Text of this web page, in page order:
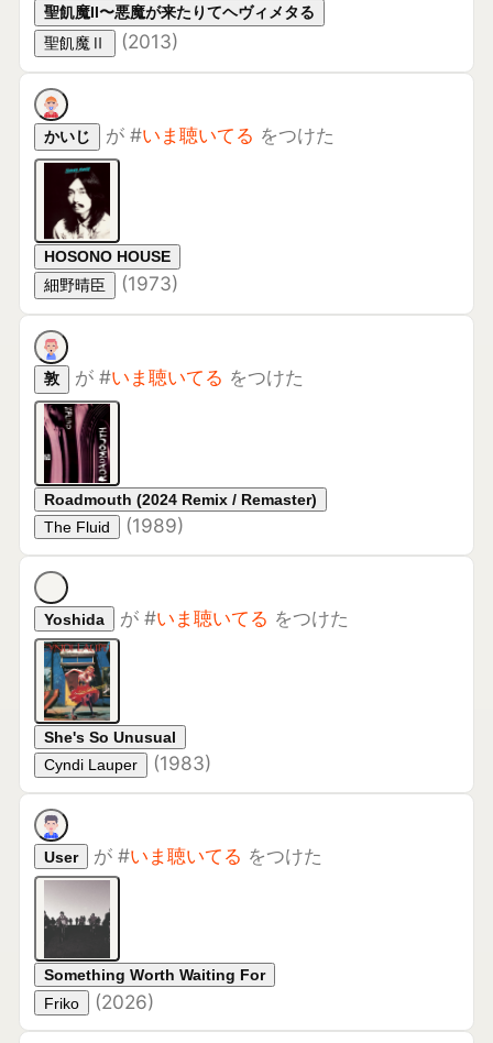
敦 が#いま聴いてる
Roadmouth (2024 Remix / Remaster)
The Fluid
Yoshida が#いま聴いてる
She's So Unusual
Cyndi Lauper
User が#いま聴いてるをつけた
Something Worth Waiting For
Friko (2026
敦 が#いま聴いてる
NIAGARA MOON
大瀧詠一 ( 1975)
もっと読む